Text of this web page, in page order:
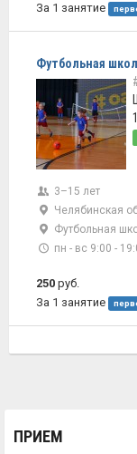
За 1 занятие
Футбольная
3–15 лет
Челябинская
Футбольная
пн - вс 9:00 -
250 руб.
За 1 занятие
ПРИЕМ